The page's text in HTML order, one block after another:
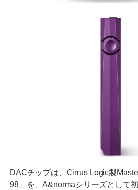
DACチップは、Cirrus Logic製
98」を、A&normaシリーズとして